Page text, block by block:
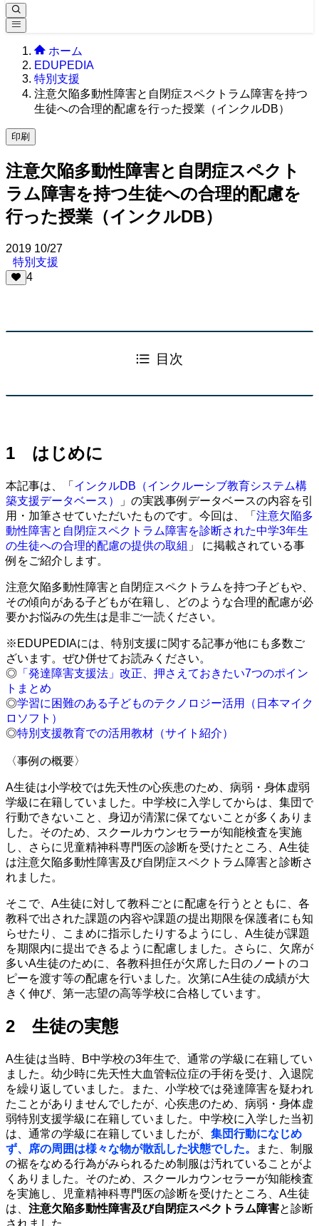
ホーム
EDUPEDIA
特別支援
注意欠陥多動性障害と自閉症スペクトラム障害を持つ
生徒への合理的配慮を行った授業（インクルDB）
印刷
注意欠陥多動性障害と自閉症スペクト
ラム障害を持つ生徒への合理的配慮を
行った授業（インクルDB）
2019 10/27
特別支援
4
目次
1 はじめに
本記事は、「 インクルDB（インクルーシブ教育システム構
築支援データベース）
」の実践事例データベースの内容を引
用・加筆させていただいたものです。今回は、「 注意欠陥多
動性障害と自閉症スペクトラム障害を診断された中学3年生
の生徒への合理的配慮の提供の取組 」 に掲載されている事
例をご紹介します。
注意欠陥多動性障害と自閉症スペクトラムを持つ子どもや、
その傾向がある子どもが在籍し、どのような合理的配慮が必
要かお悩みの先生は是非ご一読ください。
※EDUPEDIAには、特別支援に関する記事が他にも多数ご
ざいます。ぜひ併せてお読みください。
◎ 「発達障害支援法」改正、押さえておきたい7つのポイン
トまとめ
◎学習に困難のある子どものテクノロジー活用（日本マイク
ロソフト）
◎特別支援教育での活用教材（サイト紹介）
〈事例の概要〉
A生徒は小学校では先天性の心疾患のため、病弱・身体虚弱
学級に在籍していました。中学校に入学してからは、集団で
行動できないこと、身辺が清潔に保てないことが多くありま
した。そのため、スクールカウンセラーが知能検査を実施
し、さらに児童精神科専門医の診断を受けたところ、A生徒
は注意欠陥多動性障害及び自閉症スペクトラム障害と診断さ
れました。
そこで、A生徒に対して教科ごとに配慮を行うとともに、各
教科で出された課題の内容や課題の提出期限を保護者にも知
らせたり、こまめに指示したりするようにし、A生徒が課題
を期限内に提出できるように配慮しました。さらに、欠席が
多いA生徒のために、各教科担任が欠席した日のノートのコ
ピーを渡す等の配慮を行いました。次第にA生徒の成績が大
きく伸び、第一志望の高等学校に合格しています。
2 生徒の実態
A生徒は当時、B中学校の3年生で、通常の学級に在籍してい
ました。幼少時に先天性大血管転位症の手術を受け、入退院
を繰り返していました。また、小学校では発達障害を疑われ
たことがありませんでしたが、心疾患のため、病弱・身体虚
弱特別支援学級に在籍していました。中学校に入学した当初
は、通常の学級に在籍していましたが、 集団行動になじめ
ず、席の周囲は様々な物が散乱した状態でした。
また、制服
の裾をなめる行為がみられるため制服は汚れていることがよ
くありました。そのため、スクールカウンセラーが知能検査
を実施し、児童精神科専門医の診断を受けたところ、A生徒
は、 注意欠陥多動性障害及び自閉症スペクトラム障害と診断